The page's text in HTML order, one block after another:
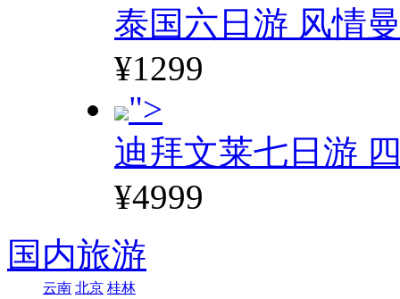
泰国六日游 风情
¥1299
">
迪拜文莱七日游
¥4999
国内旅游
云南 北京 桂林